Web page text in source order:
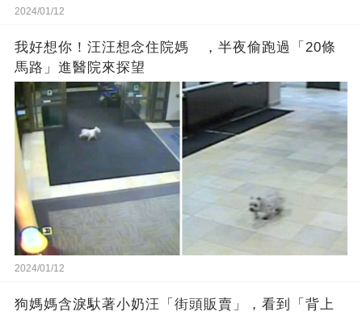
2024/01/12
我好想你！汪汪想念住院媽 ，半夜偷跑過「20條
馬路」進醫院來探望
2024/01/12
狗媽媽含淚馱著小奶汪「街頭販賣」，看到「背上